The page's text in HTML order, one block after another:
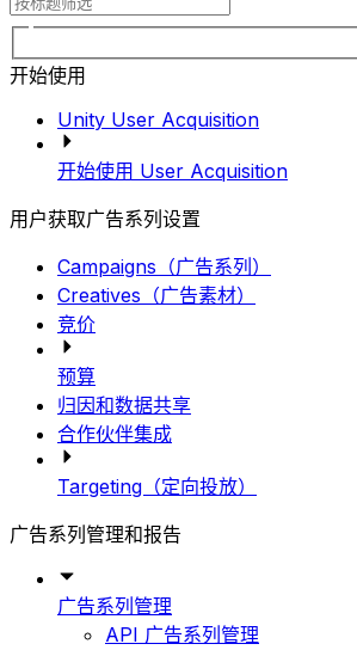
开始使用
Unity User Acquisition
开始使用 User Acquisition
用户获取广告系列设置
Campaigns（广告系列）
Creatives（广告素材）
竞价
预算
归因和数据共享
合作伙伴集成
Targeting（定向投放）
广告系列管理和报告
广告系列管理
API 广告系列管理